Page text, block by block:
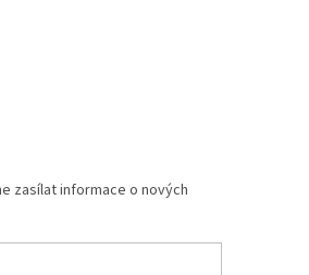
zasílat informace o nových